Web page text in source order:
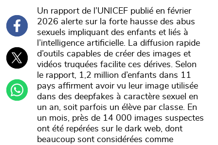
Un rapport de l’UNICEF publié en février
2026 alerte sur la forte hausse des abus
sexuels impliquant des enfants et liés à
l’intelligence artificielle. La diffusion rapide
d’outils capables de créer des images et
vidéos truquées facilite ces dérives. Selon
le rapport, 1,2 million d’enfants dans 11
pays affirment avoir vu leur image utilisée
dans des deepfakes à caractère sexuel en
un an, soit parfois un élève par classe. En
un mois, près de 14 000 images suspectes
ont été repérées sur le dark web, dont
beaucoup sont considérées comme